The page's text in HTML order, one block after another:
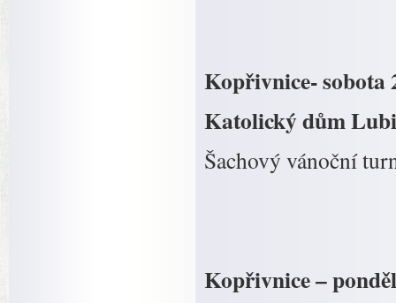
Kopřivnice- sobota
Katolický dům
Šachový vánoční
Kopřivnice –